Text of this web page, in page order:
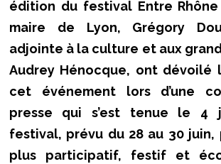
édition du festival Entre
maire de Lyon, Grégory
adjointe à la culture et aux
Audrey Hénocque, ont dévoilé
cet événement lors d’une
presse qui s’est tenue le 4
festival, prévu du 28 au 30 juin,
plus participatif, festif et